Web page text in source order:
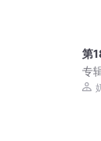
第
专
奶